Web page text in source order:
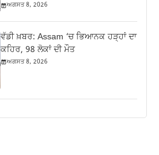
ਅਗਸਤ 8, 2026
ਵੱਡੀ ਖ਼ਬਰ: Assam ‘ਚ ਭਿਆਨਕ ਹੜ੍ਹਾਂ ਦਾ
ਕਹਿਰ, 98 ਲੋਕਾਂ ਦੀ ਮੌਤ
ਅਗਸਤ 8, 2026